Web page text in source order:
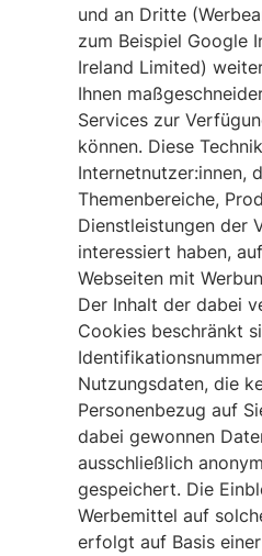
und an Dritte
zum Beispiel Google
Ireland Limited)
Ihnen
Services zur
können. Diese
Internetnutzer:innen,
Themenbereiche,
Dienstleistungen der
interessiert haben,
Webseiten mit
Der Inhalt der dabei
Cookies beschränkt
Nutzungsdaten, die
Personenbezug auf
dabei gewonnen
ausschließlich
gespeichert. Die
Werbemittel auf
erfolgt auf Basis